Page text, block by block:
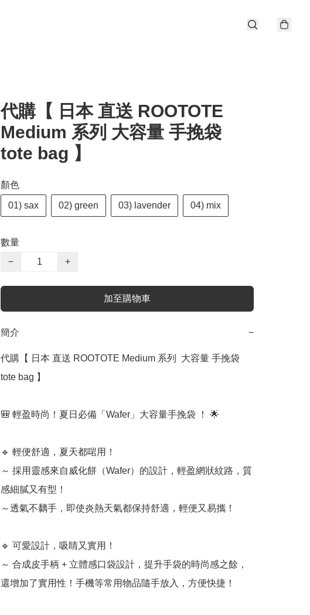
代購【 日本 直送 ROOTOTE
Medium 系列 大容量 手挽袋
tote bag 】
顏色
01) sax 02) green 03) lavender 04) mix
數量
−
+
加至購物車
簡介 −
代購【 日本 直送 ROOTOTE Medium 系列  大容量 手挽袋
tote bag 】﻿﻿
🎒 輕盈時尚！夏日必備「Wafer」大容量手挽袋 ！ 🌟
🔹 輕便舒適，夏天都啱用！
～ 採用靈感來自威化餅（Wafer）的設計，輕盈網狀紋路，質
感細膩又有型！
～透氣不黐手，即使炎熱天氣都保持舒適，輕便又易攜！
🔹 可愛設計，吸睛又實用！
～ 合成皮手柄 + 立體感口袋設計，提升手袋的時尚感之餘，
還增加了實用性！手機等常用物品隨手放入，方便快捷！